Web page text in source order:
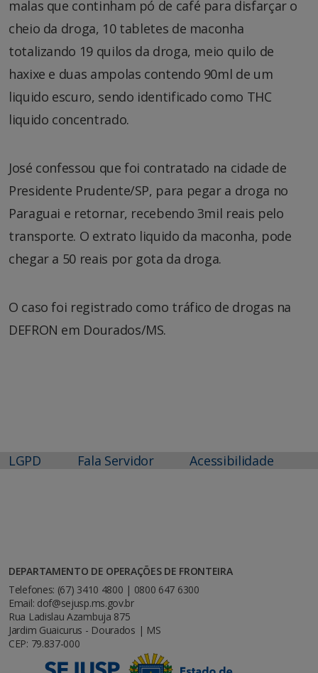
malas que continham pó de café para disfarçar o
cheio da droga, 10 tabletes de maconha
totalizando 19 quilos da droga, meio quilo de
haxixe e duas ampolas contendo 90ml de um
liquido escuro, sendo identificado como THC
liquido concentrado.
José confessou que foi contratado na cidade de
Presidente Prudente/SP, para pegar a droga no
Paraguai e retornar, recebendo 3mil reais pelo
transporte. O extrato liquido da maconha, pode
chegar a 50 reais por gota da droga.
O caso foi registrado como tráfico de drogas na
DEFRON em Dourados/MS.
LGPD Fala Servidor Acessibilidade
DEPARTAMENTO DE OPERAÇÕES DE FRONTEIRA
Telefones: (67) 3410 4800 | 0800 647 6300
Email: dof@sejusp.ms.gov.br
Rua Ladislau Azambuja 875
Jardim Guaicurus - Dourados | MS
CEP: 79.837-000